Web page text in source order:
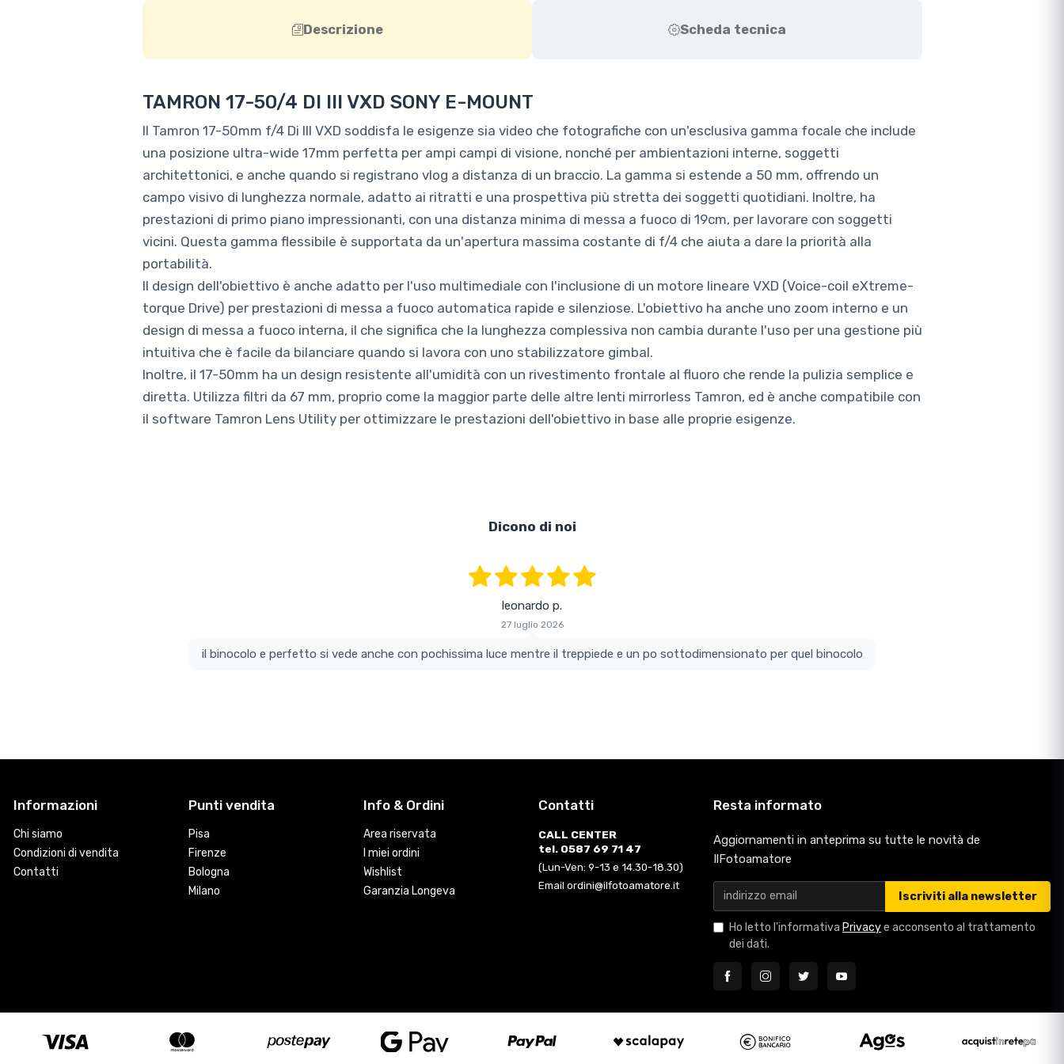
Descrizione Scheda tecnica
TAMRON 17-50/4 DI III VXD SONY E-MOUNT
Il Tamron 17-50mm f/4 Di III VXD soddisfa le esigenze sia video che fotografiche con un'esclusiva gamma focale che include
una posizione ultra-wide 17mm perfetta per ampi campi di visione, nonché per ambientazioni interne, soggetti
architettonici, e anche quando si registrano vlog a distanza di un braccio. La gamma si estende a 50 mm, offrendo un
campo visivo di lunghezza normale, adatto ai ritratti e una prospettiva più stretta dei soggetti quotidiani. Inoltre, ha
prestazioni di primo piano impressionanti, con una distanza minima di messa a fuoco di 19cm, per lavorare con soggetti
vicini. Questa gamma flessibile è supportata da un'apertura massima costante di f/4 che aiuta a dare la priorità alla
portabilità.
Il design dell'obiettivo è anche adatto per l'uso multimediale con l'inclusione di un motore lineare VXD (Voice-coil eXtreme-
torque Drive) per prestazioni di messa a fuoco automatica rapide e silenziose. L'obiettivo ha anche uno zoom interno e un
design di messa a fuoco interna, il che significa che la lunghezza complessiva non cambia durante l'uso per una gestione più
intuitiva che è facile da bilanciare quando si lavora con uno stabilizzatore gimbal.
Inoltre, il 17-50mm ha un design resistente all'umidità con un rivestimento frontale al fluoro che rende la pulizia semplice e
diretta. Utilizza filtri da 67 mm, proprio come la maggior parte delle altre lenti mirrorless Tamron, ed è anche compatibile con
il software Tamron Lens Utility per ottimizzare le prestazioni dell'obiettivo in base alle proprie esigenze.
Dicono di noi
leonardo p.
27 luglio 2026
il binocolo e perfetto si vede anche con pochissima luce mentre il treppiede e un po sottodimensionato per quel binocolo
Informazioni
Chi siamo
Condizioni di vendita
Contatti
Punti vendita
Pisa
Firenze
Bologna
Milano
Info & Ordini
Area riservata
I miei ordini
Wishlist
Garanzia Longeva
Contatti
CALL CENTER
tel. 0587 69 71 47
(Lun-Ven: 9-13 e 14.30-18.30)
Email ordini@ilfotoamatore.it
Resta informato
Aggiornamenti in anteprima su tutte le novità de
IlFotoamatore
Iscriviti alla newsletter
Ho letto l'informativa Privacye acconsento al trattamento
dei dati.